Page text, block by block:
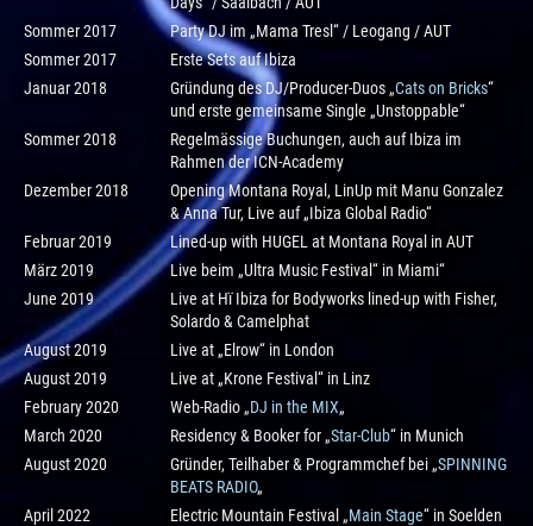
Sommer 2017
Party DJ im „Mama Tresl“ / Leogang / AUT
Sommer 2017
Erste Sets auf Ibiza
Januar 2018
Gründung des DJ/Producer-Duos „Cats on Bricks“
und erste gemeinsame Single „Unstoppable“
Sommer 2018
Regelmässige Buchungen, auch auf Ibiza im
Rahmen der ICN-Academy
Dezember 2018
Opening Montana Royal, LinUp mit Manu Gonzalez
& Anna Tur, Live auf „Ibiza Global Radio“
Februar 2019
Lined-up with HUGEL at Montana Royal in AUT
März 2019
Live beim „Ultra Music Festival“ in Miami“
June 2019
Live at Hï Ibiza for Bodyworks lined-up with Fisher,
Solardo & Camelphat
August 2019
Live at „Elrow“ in London
August 2019
Live at „Krone Festival“ in Linz
February 2020
Web-Radio „DJ in the MIX„
March 2020
Residency & Booker for „Star-Club“ in Munich
August 2020
Gründer, Teilhaber & Programmchef bei „SPINNING
BEATS RADIO„
April 2022
Electric Mountain Festival „Main Stage“ in Soelden